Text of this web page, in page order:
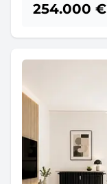
254.000 €